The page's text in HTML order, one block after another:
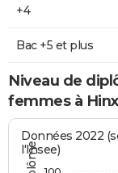
+4
Bac +5 et plus
Niveau de
femmes à Hinx
Données 2022
l'Insee)